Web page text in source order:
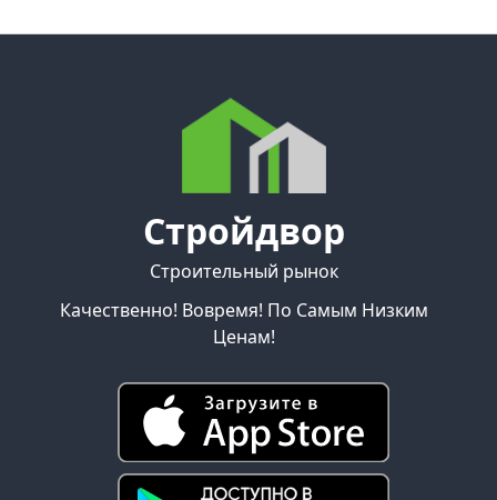
Стройдвор
Строительный рынок
Качественно! Вовремя! По Самым Низким
Ценам!